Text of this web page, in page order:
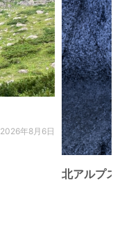
2026年8月6日
北アルプ